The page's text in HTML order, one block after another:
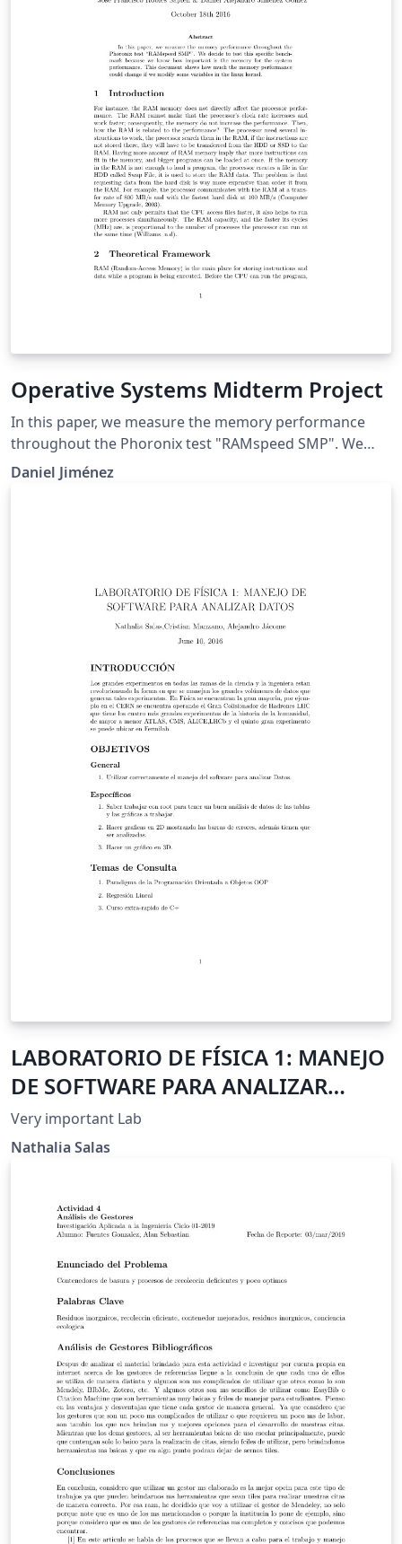
Afknottingen van deze lichamen lenen zich goed tot het
maken van animaties. Tot slot maken we afbeeldingen
in een tollende perspectief. Hierbij wordt aandacht
besteed aan het gebruik van eulerhoeken en aan het
algoritme voor de zichtbaarheid van zijvlakken.
Operative Systems Midterm Project
In this paper, we measure the memory performance
throughout the Phoronix test "RAMspeed SMP". We
decide to test this specific benchmark because we
know how important is the memory for the system
Daniel Jiménez
LABORATORIO DE FÍSICA 1: MANEJO
DE SOFTWARE PARA ANALIZAR
DATOS
Very important Lab
Nathalia Salas